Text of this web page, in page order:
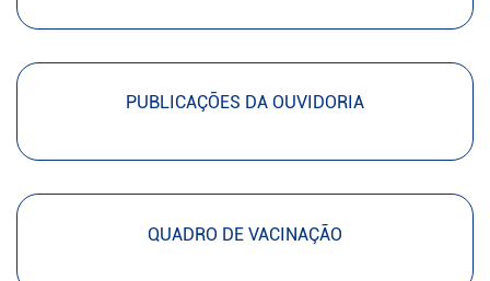
PUBLICAÇÕES DA OUVIDORIA
QUADRO DE VACINAÇÃO